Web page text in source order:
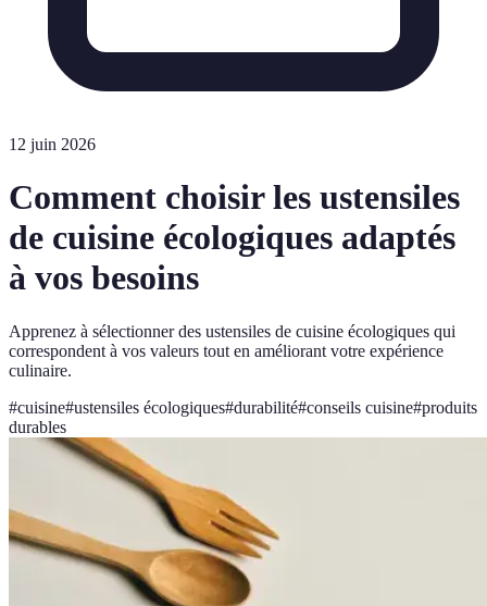
12 juin 2026
Comment choisir les ustensiles
de cuisine écologiques adaptés
à vos besoins
Apprenez à sélectionner des ustensiles de cuisine écologiques qui
correspondent à vos valeurs tout en améliorant votre expérience
culinaire.
#cuisine#ustensiles écologiques#durabilité#conseils cuisine#produits
durables